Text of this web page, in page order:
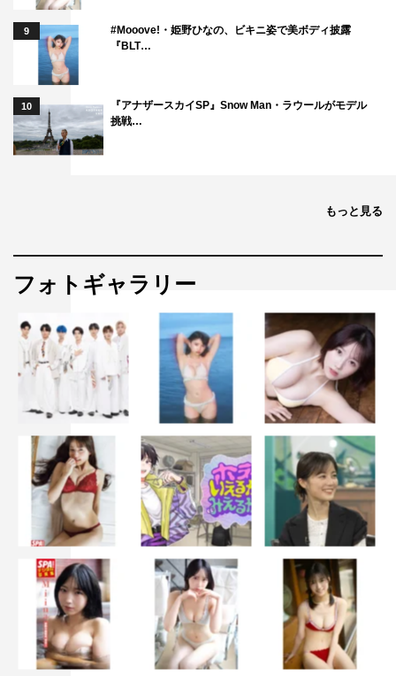
番組情報
『風と雲と雨』（全20話予定）
韓国エンターテインメント総合チャンネル・KNTV
8月日本初放送
出演：パク・シフ、コ・ソンヒ、チョン・グァンリョルほ
©2020 TV Chosun
9
#Mooove!・姫野ひなの、ビキニ姿で美ボディ披露
『BLT…
10
『アナザースカイSP』Snow Man・ラウールがモデル
挑戦…
もっと見る
フォトギャラリー